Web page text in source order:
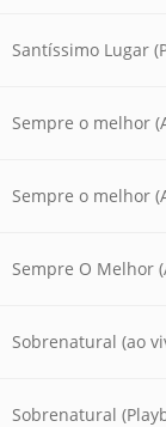
Santíssimo Lugar
Sempre o melhor
Sempre O Melhor
Sobrenatural (ao
Sobrenatural